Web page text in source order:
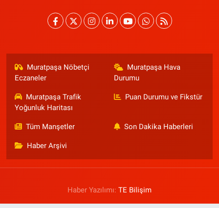
Muratpaşa Nöbetçi
Eczaneler
Muratpaşa Hava
Durumu
Muratpaşa Trafik
Yoğunluk Haritası
Puan Durumu ve Fikstür
Tüm Manşetler Son Dakika Haberleri
Haber Arşivi
Haber Yazılımı: TE Bilişim